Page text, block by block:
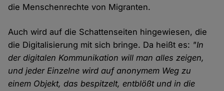
die Menschenrechte von Migranten.
Auch wird auf die Schattenseiten hingewiesen, die
die Digitalisierung mit sich bringe. Da heißt es: "In
der digitalen Kommunikation will man alles zeigen,
und jeder Einzelne wird auf anonymem Weg zu
einem Objekt, das bespitzelt, entblößt und in die